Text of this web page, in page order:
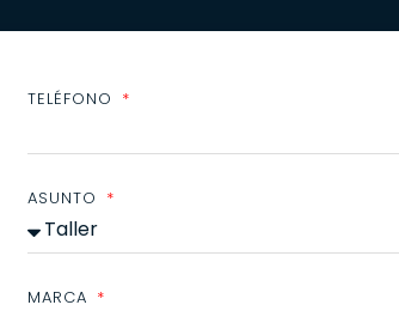
TELÉFONO
ASUNTO
MARCA